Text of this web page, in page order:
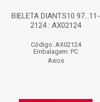
BIELETA DIANT.S10 97...11-
2124 : AX02124
Código: AX02124
Embalagem: PC
Axios